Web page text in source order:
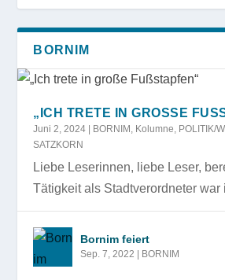
BORNIM
„ICH TRETE IN GROSSE
Juni 2, 2024 BORNIM , Kolumne, POLITIK/
SATZKORN
Liebe Leserinnen, liebe Leser,
Tätigkeit als Stadtverordneter war
Bornim feiert
Sep. 7, 2022 BORNIM